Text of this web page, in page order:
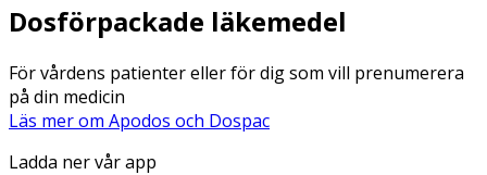
Dosförpackade läkemedel
För vårdens patienter eller för dig som vill prenumerera
på din medicin
Läs mer om Apodos och Dospac
Ladda ner vår app